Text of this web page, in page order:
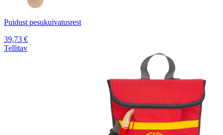
Puidust pesukuivatusrest
39,73 €
Tellitav